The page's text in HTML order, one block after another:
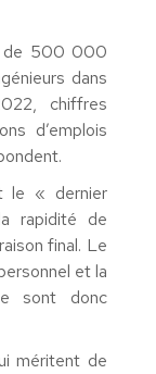
de 500 000
dans
chiffres
d’emplois
le « dernier
rapidité de
final. Le
et la
sont donc
méritent de